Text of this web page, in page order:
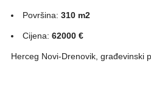
Površina:310 m2
Cijena:62000 €
Herceg Novi-Drenovik, građevinski